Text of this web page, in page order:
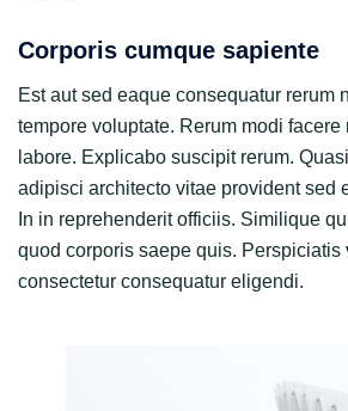
Corporis cumque sapiente
Est aut sed eaque consequatur rerum
tempore voluptate. Rerum modi
labore. Explicabo suscipit rerum.
adipisci architecto vitae provident sed
In in reprehenderit officiis. Similique
quod corporis saepe quis. Perspiciatis
consectetur consequatur eligendi.